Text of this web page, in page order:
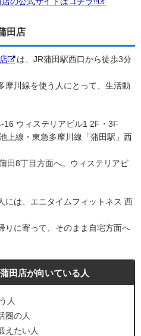
田店
は、JR蒲田駅西口から徒歩3分
摩川線を使う人にとって、生活動
16 ウィステリアビル1 2F・3F
上線・東急多摩川線「蒲田駅」西
田8丁目方面へ。ウィステリアビ
には、エニタイムフィットネス 西
りに寄って、そのまま自宅方面へ
田店が向いている人
人
圏の人
えたい人